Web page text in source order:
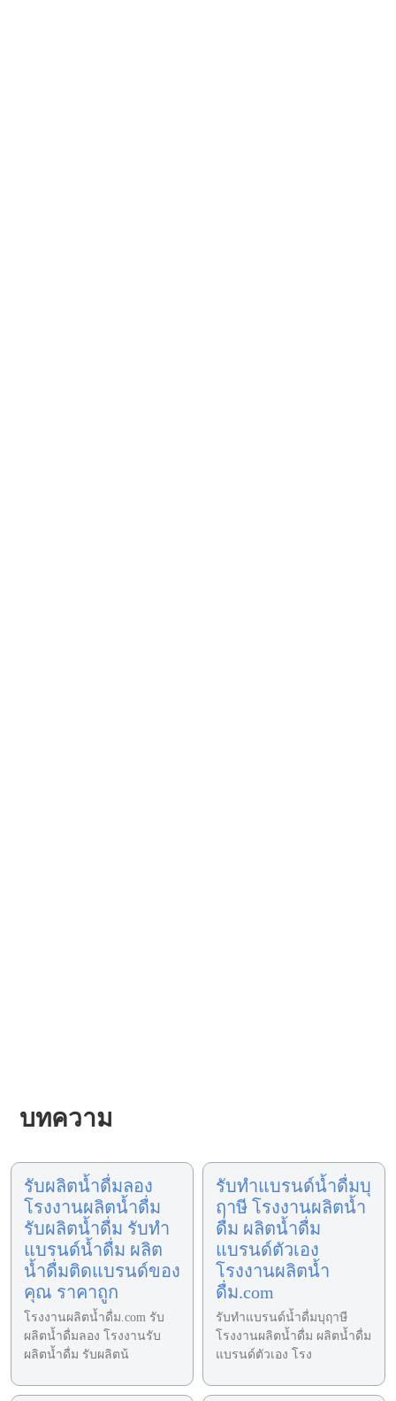
บทความ
รับผลิตน้ำดื่มลอง
โรงงานผลิตน้ำดื่ม
รับผลิตน้ำดื่ม รับทำ
แบรนด์น้ำดื่ม ผลิต
น้ำดื่มติดแบรนด์ของ
คุณ ราคาถูก
โรงงานผลิตน้ำดื่ม.com รับ
ผลิตน้ำดื่มลอง โรงงานรับ
ผลิตน้ำดื่ม รับผลิตน้
รับทำแบรนด์น้ำดื่มบุ
ฤาษี โรงงานผลิตน้ำ
ดื่ม ผลิตน้ำดื่ม
แบรนด์ตัวเอง
โรงงานผลิตน้ำ
ดื่ม.com
รับทำแบรนด์น้ำดื่มบุฤาษี
โรงงานผลิตน้ำดื่ม ผลิตน้ำดื่ม
แบรนด์ตัวเอง โรง